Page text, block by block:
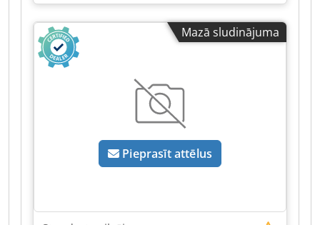
saliekamās iekārtas precizitāti, izmantojot mūsu
augstas kvalitātes dubultlapu kontroles rezerves
daļu. Produkta detaļas: Dwodpeztpnusfx Aqiea
Saderīga ar Horizon VAC-100 un VAC-60
modeļiem. Gaismas barjera ar dakšiņveida
sensoriem, kas nodrošina uzticamu dubultlapu
atpazīšanu. Nodrošina precīzu kļūdu atklāšanu
un netraucētu darbību. Vienkārša nomaiņa, lai
samazinātu darbības pārtraukumus. Šī
dubultlapu kontrole ir būtiska sastāvdaļa jūsu
Horizon saliekamās iekārtas kvalitātes
nodrošināšanai. Tā nodrošina, ka jūsu iekārta
produkciju. Ieguldiet savas drukas apstrādes
Mazā sludinājuma
Pieprasīt attēlus